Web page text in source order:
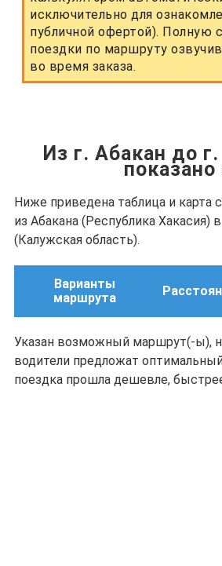
исключительно для
публичной офертой). Полную
поездки по маршруту
во время заказа.
Из г. Абакан до
показано
Ниже приведена таблица и
из Абакана (Республика Хакасия)
(Калужская область).
Варианты
маршрута
Указан возможный маршрут(-ы),
водители предложат
поездка прошла дешевле,